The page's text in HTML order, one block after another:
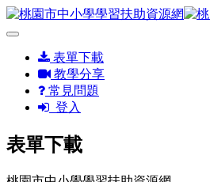
表單下載
教學分享
常見問題
登入
表單下載